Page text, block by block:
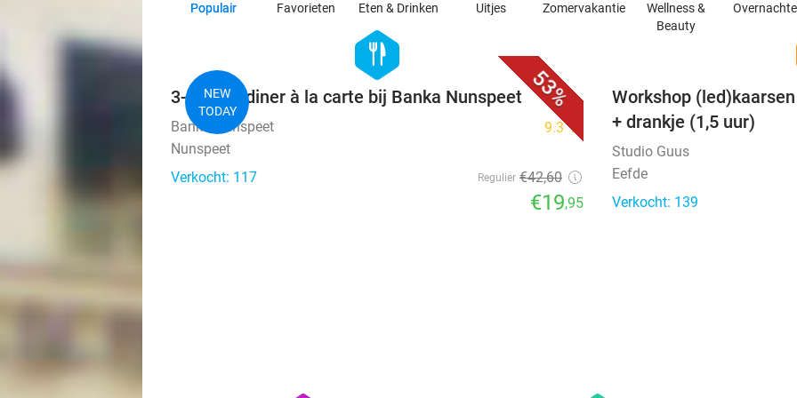
Populair Favorieten Eten & Drinken Uitjes Zomervakantie
Wellness &
Beauty
53%
NEW
TODAY
hexagon
food
3-gangendiner à la carte bij Banka Nunspeet
Banka Nunspeet 9.3star
Nunspeet
Verkocht: 117
Regulier €42,60
€19,95
Workshop
+ drankje (1,5 uur)
Studio Guus
Eefde
Verkocht: 139